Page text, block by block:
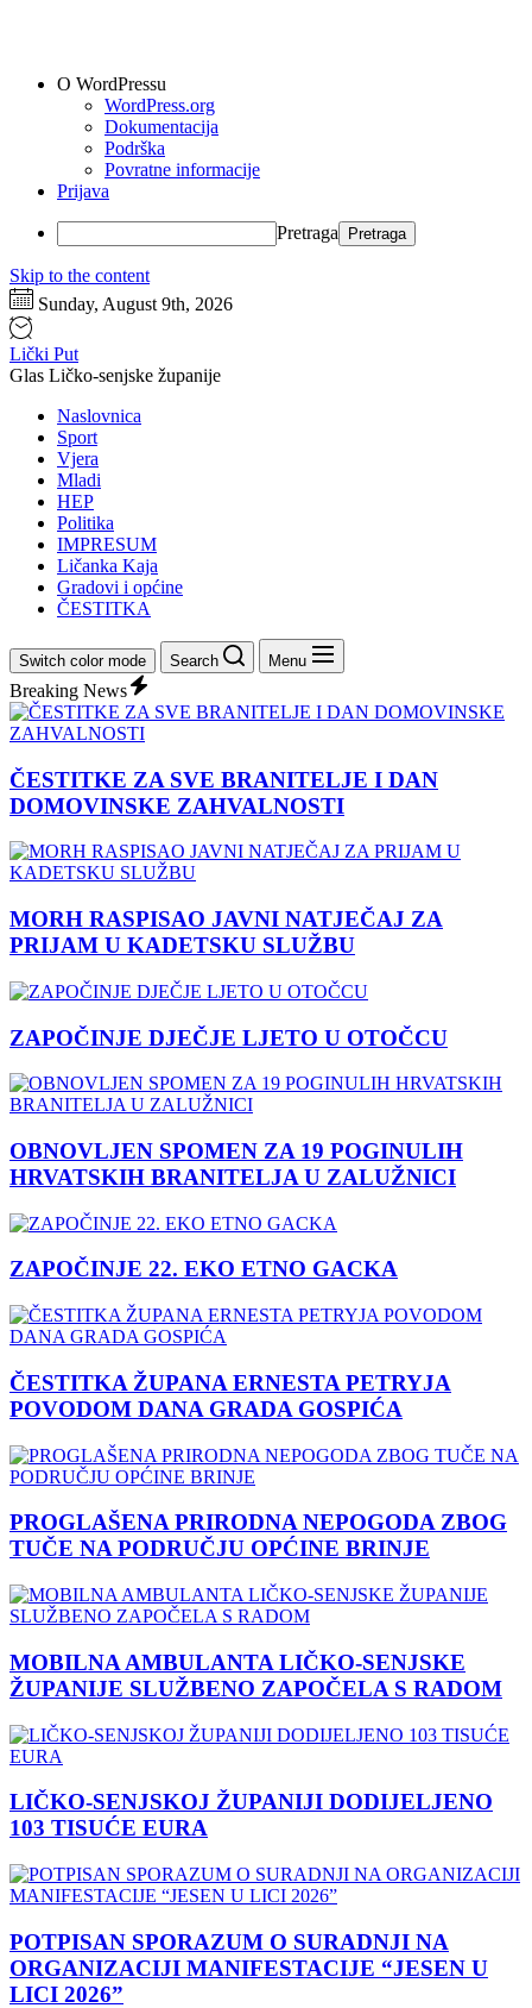
O WordPressu
WordPress.org
Dokumentacija
Podrška
Povratne informacije
Prijava
Pretraga
Skip to the content
Sunday, August 9th, 2026
Lički Put
Glas Ličko-senjske županije
Naslovnica
Sport
Vjera
Mladi
HEP
Politika
IMPRESUM
Ličanka Kaja
Gradovi i općine
ČESTITKA
Switch color mode Search Menu
Breaking News
ČESTITKE ZA SVE BRANITELJE I DAN
DOMOVINSKE ZAHVALNOSTI
MORH RASPISAO JAVNI NATJEČAJ ZA
PRIJAM U KADETSKU SLUŽBU
ZAPOČINJE DJEČJE LJETO U OTOČCU
OBNOVLJEN SPOMEN ZA 19 POGINULIH
HRVATSKIH BRANITELJA U ZALUŽNICI
ZAPOČINJE 22. EKO ETNO GACKA
ČESTITKA ŽUPANA ERNESTA PETRYJA
POVODOM DANA GRADA GOSPIĆA
PROGLAŠENA PRIRODNA NEPOGODA ZBOG
TUČE NA PODRUČJU OPĆINE BRINJE
MOBILNA AMBULANTA LIČKO-SENJSKE
ŽUPANIJE SLUŽBENO ZAPOČELA S RADOM
LIČKO-SENJSKOJ ŽUPANIJI DODIJELJENO
103 TISUĆE EURA
POTPISAN SPORAZUM O SURADNJI NA
ORGANIZACIJI MANIFESTACIJE “JESEN U
LICI 2026”